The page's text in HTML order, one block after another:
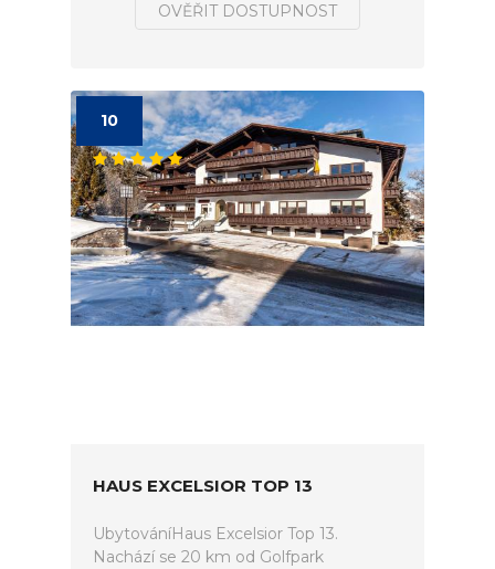
OVĚŘIT DOSTUPNOST
10
HAUS EXCELSIOR TOP 13
UbytováníHaus Excelsior Top 13.
Nachází se 20 km od Golfpark